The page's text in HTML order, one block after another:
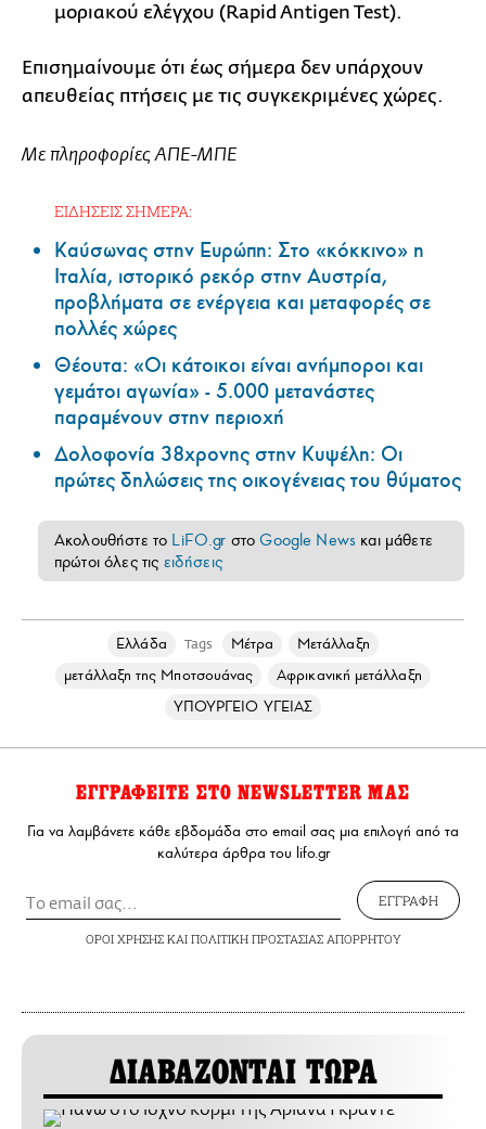
μοριακού ελέγχου (Rapid Antigen Test).
Επισημαίνουμε ότι έως σήμερα δεν υπάρχουν
απευθείας πτήσεις με τις συγκεκριμένες χώρες.
Με πληροφορίες ΑΠΕ-ΜΠΕ
ΕΙΔΗΣΕΙΣ ΣΗΜΕΡΑ:
Καύσωνας στην Ευρώπη: Στο «κόκκινο» η
Ιταλία, ιστορικό ρεκόρ στην Αυστρία,
προβλήματα σε ενέργεια και μεταφορές σε
πολλές χώρες
Θέουτα: «Οι κάτοικοι είναι ανήμποροι και
γεμάτοι αγωνία» - 5.000 μετανάστες
παραμένουν στην περιοχή
Δολοφονία 38χρονης στην Κυψέλη: Οι
πρώτες δηλώσεις της οικογένειας του θύματος
Ακολουθήστε το LiFO.gr στοGoogle News και μάθετε
πρώτοι όλες τις ειδήσεις
Ελλάδα Tags Μέτρα
Μετάλλαξη
μετάλλαξη της Μποτσουάνας
Αφρικανική μετάλλαξη
ΥΠΟΥΡΓΕΙΟ ΥΓΕΙΑΣ
ΕΓΓΡΑΦΕΙΤΕ ΣΤΟ NEWSLETTER ΜΑΣ
Για να λαμβάνετε κάθε εβδομάδα στο email σας μια επιλογή από τα
καλύτερα άρθρα του lifo.gr
ΕΓΓΡΑΦΗ
ΟΡΟΙ ΧΡΗΣΗΣΚΑΙ ΠΟΛΙΤΙΚΗ ΠΡΟΣΤΑΣΙΑΣ ΑΠΟΡΡΗΤΟΥ
ΔΙΑΒΑΖΟΝΤΑΙ ΤΩΡΑ